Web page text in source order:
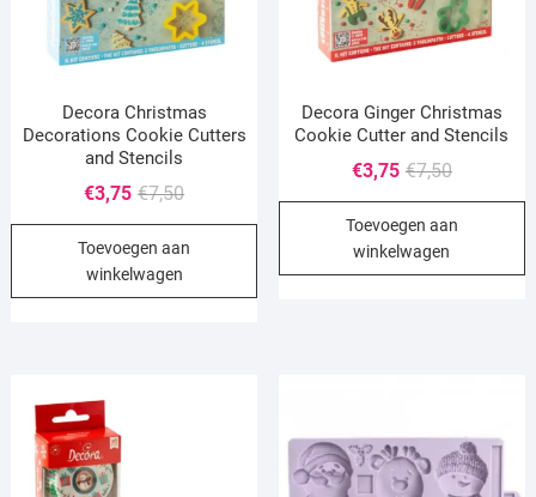
Decora Christmas
Decorations Cookie Cutters
and Stencils
€7,50Oorspronkelijke
prijs
was:
€3,75
Huidige
prijs
is:
Toevoegen aan
winkelwagen
Decora Ginger Christmas
Cookie Cutter and Stencils
€7,50
prijs
was:
€3,75
Huidige
prijs
is:
Toevoegen aan
winkelwagen